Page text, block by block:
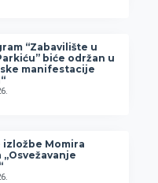
“Zabavilište u
biće održan u
manifestacije
izložbe Momira
„Osvežavanje